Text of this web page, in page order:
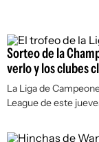
Sorteo de la
verlo y los clubes
La Liga de
League de este